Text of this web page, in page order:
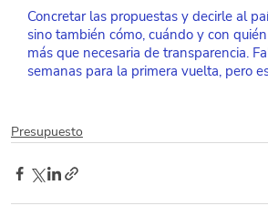
Concretar las propuestas y decirle al
sino también cómo, cuándo y con
más que necesaria de transparencia.
semanas para la primera vuelta, pero
Presupuesto